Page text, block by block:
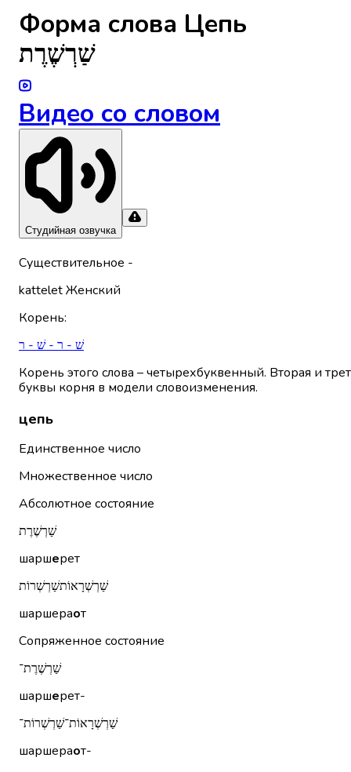
Форма слова Цепь
שַׁרְשֶׁרֶת
Видео со словом
Студийная озвучка
Существительное -
katteletЖенский
Корень:
שׁ - ר - שׁ - ר
Корень этого слова – четырехбуквенный. Вторая и
буквы корня в модели словоизменения.
цепь
Единственное число
Множественное число
Абсолютное состояние
שַׁרְשֶׁרֶת
шаршерет
שַׁרְשְׁרָאוֹתשַׁרְשְׁרוֹת
шаршераот
Сопряженное состояние
שַׁרְשֶׁרֶת־
шаршерет-
שַׁרְשְׁרָאוֹת־שַׁרְשְׁרוֹת־
шаршераот-